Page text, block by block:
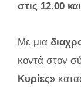
στις 12.00
Με μια
κοντά στον
Κυρίες»